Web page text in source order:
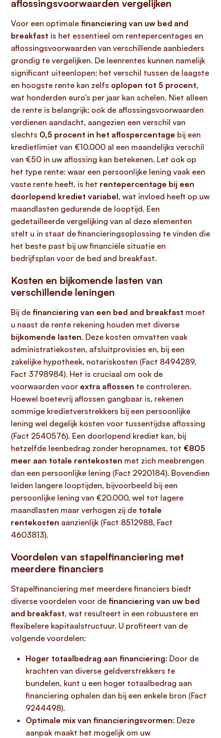
aflossingsvoorwaarden vergelijken
Voor een optimale financiering van uw bed and
breakfast is het essentieel om rentepercentages en
aflossingsvoorwaarden van verschillende aanbieders
grondig te vergelijken. De leenrentes kunnen namelijk
significant uiteenlopen; het verschil tussen de laagste
en hoogste rente kan zelfs oplopen tot 5 procent,
wat honderden euro’s per jaar kan schelen. Niet alleen
de rente is belangrijk; ook de aflossingsvoorwaarden
verdienen aandacht, aangezien een verschil van
slechts 0,5 procent in het aflospercentage bij een
kredietlimiet van €10.000 al een maandelijks verschil
van €50 in uw aflossing kan betekenen. Let ook op
het type rente: waar een persoonlijke lening vaak een
vaste rente heeft, is het rentepercentage bij een
doorlopend krediet variabel, wat invloed heeft op uw
maandlasten gedurende de looptijd. Een
gedetailleerde vergelijking van al deze elementen
stelt u in staat de financieringsoplossing te vinden die
het beste past bij uw financiële situatie en
bedrijfsplan voor de bed and breakfast.
Kosten en bijkomende lasten van
verschillende leningen
Bij de financiering van een bed and breakfast moet
u naast de rente rekening houden met diverse
bijkomende lasten. Deze kosten omvatten vaak
administratiekosten, afsluitprovisies en, bij een
zakelijke hypotheek, notariskosten (Fact 8494289,
Fact 3798984). Het is cruciaal om ook de
voorwaarden voor extra aflossen te controleren.
Hoewel boetevrij aflossen gangbaar is, rekenen
sommige kredietverstrekkers bij een persoonlijke
lening wel degelijk kosten voor tussentijdse aflossing
(Fact 2540576). Een doorlopend krediet kan, bij
hetzelfde leenbedrag zonder heropnames, tot €805
meer aan totale rentekosten met zich meebrengen
dan een persoonlijke lening (Fact 2920184). Bovendien
leiden langere looptijden, bijvoorbeeld bij een
persoonlijke lening van €20.000, wel tot lagere
maandlasten maar verhogen zij de totale
rentekosten aanzienlijk (Fact 8512988, Fact
4603813).
Voordelen van stapelfinanciering met
meerdere financiers
Stapelfinanciering met meerdere financiers biedt
diverse voordelen voor de financiering van uw bed
and breakfast, wat resulteert in een robuustere en
flexibelere kapitaalstructuur. U profiteert van de
volgende voordelen:
Hoger totaalbedrag aan financiering: Door de
krachten van diverse geldverstrekkers te
bundelen, kunt u een hoger totaalbedrag aan
financiering ophalen dan bij een enkele bron (Fact
9244498).
Optimale mix van financieringsvormen: Deze
aanpak maakt het mogelijk om uw